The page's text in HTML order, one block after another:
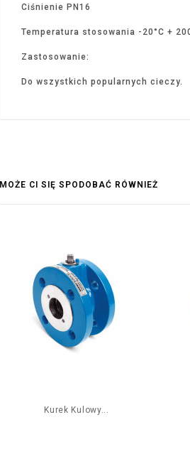
Ciśnienie PN16
Temperatura stosowania -20°C +
Zastosowanie:
Do wszystkich popularnych cieczy.
MOŻE CI SIĘ SPODOBAĆ RÓWNIEŻ
Kurek Kulowy...